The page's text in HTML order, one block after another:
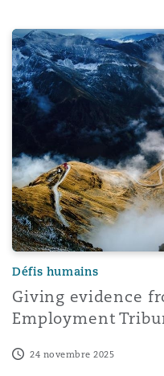
Giving evidence from
Défis humains
Giving evidence
Employment
24 novembre 2025